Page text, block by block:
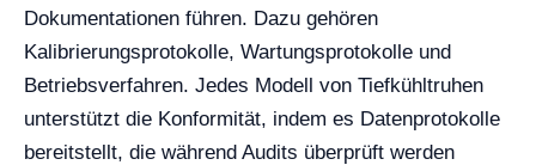
Dokumentationen führen. Dazu gehören
Kalibrierungsprotokolle, Wartungsprotokolle und
Betriebsverfahren. Jedes Modell von Tiefkühltruhen
unterstützt die Konformität, indem es Datenprotokolle
bereitstellt, die während Audits überprüft werden